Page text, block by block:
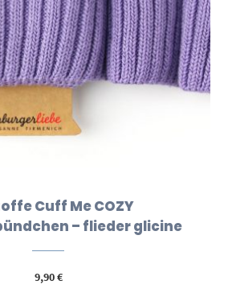
Cuff Me COZY
– flieder glicine
9,90€